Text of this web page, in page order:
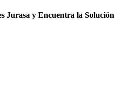
Jurasa y Encuentra la Solución